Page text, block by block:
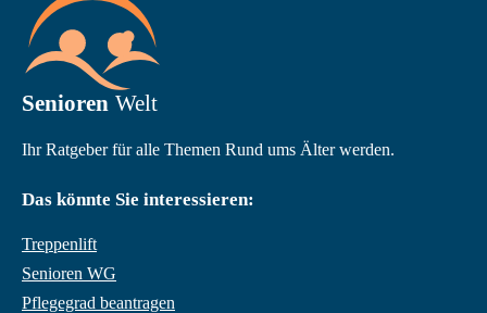
Ihr Ratgeber für alle Themen Rund ums Älter werden.
Das könnte Sie interessieren:
Treppenlift
Senioren WG
Pflegegrad beantragen